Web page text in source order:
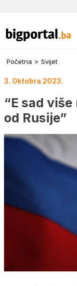
Početna » Svijet
3. Oktobra 2023.
“E sad
od Rusije”